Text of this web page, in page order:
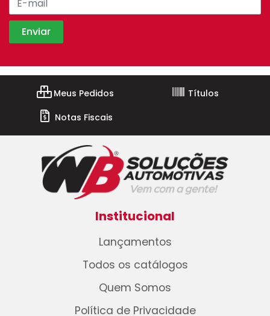
Meus Pedidos
Títulos
Notas Fiscais
Institucional
Lançamentos
Todos os catálogos
Quem Somos
Política de Privacidade